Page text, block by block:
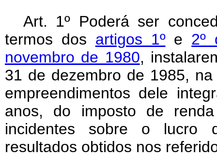
Art. 1º Poderá ser
termos dos artigos 1ºe 2º
novembro de 1980,
31 de dezembro de 1985,
empreendimentos dele
anos, do imposto de
incidentes sobre o lucro
resultados obtidos nos